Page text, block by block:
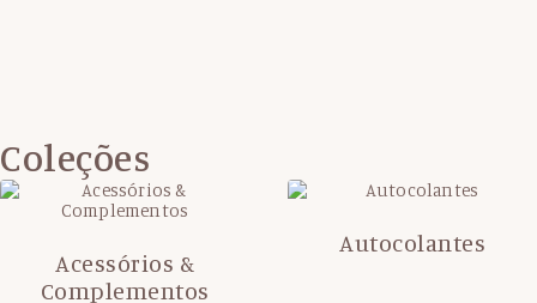
Coleções
Acessórios &
Complementos
Autocolantes